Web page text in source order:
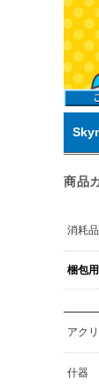
商品
消耗品
梱包
アク
什器